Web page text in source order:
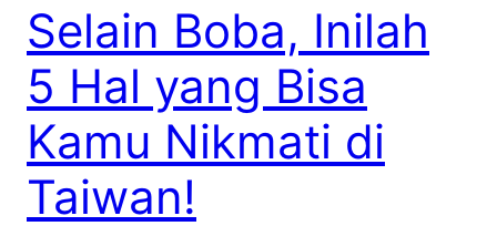
Selain Boba, Inilah
5 Hal yang Bisa
Kamu Nikmati di
Taiwan!